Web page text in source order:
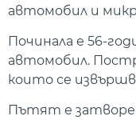
автомобил и
Починала е 56-
автомобил.
които се
Пътят е